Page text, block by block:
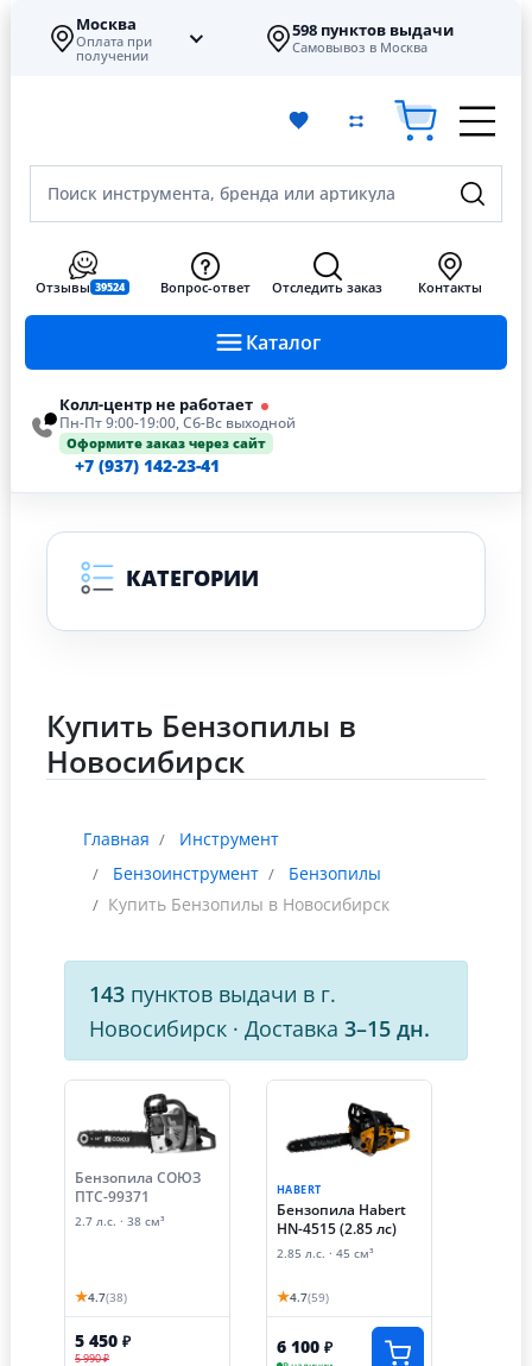
Москва
Оплата при
получении
598 пунктов выдачи
Самовывоз в Москва
Поиск инструмента, бренда или артикула
Каталог
Отзывы 39524 Вопрос-ответ Отследить заказ Контакты
Колл-центр не работает
Пн-Пт 9:00-19:00, Сб-Вс выходной
Оформите заказ через сайт
+7 (937) 142-23-41
КАТЕГОРИИ
Купить Бензопилы в
Новосибирск
Главная
Инструмент
Бензоинструмент
Бензопилы
Купить Бензопилы в Новосибирск
143 пунктов выдачи в г.
Новосибирск · Доставка 3–15 дн.
Бензопила СОЮЗ
ПТС-99371
2.7 л.с. · 38 см³
★4.7(38)
5 450 ₽
5 990 ₽
HABERT
Бензопила Habert
HN-4515 (2.85 лс)
2.85 л.с. · 45 см³
★4.7(59)
6 100 ₽